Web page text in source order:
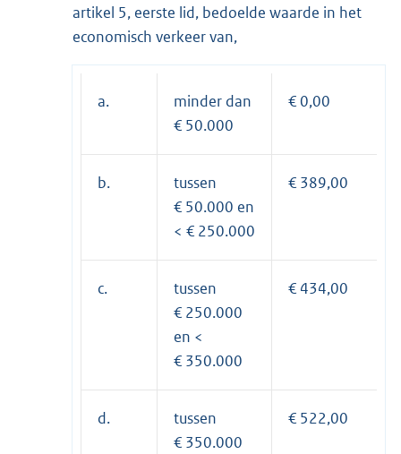
artikel 5, eerste lid, bedoelde waarde in het
economisch verkeer van,
a.
minder dan
€ 50.000
€ 0,00
b.
tussen
€ 50.000 en
< € 250.000
€ 389,00
c.
tussen
€ 250.000
en <
€ 350.000
€ 434,00
d.
tussen
€ 350.000
€ 522,00